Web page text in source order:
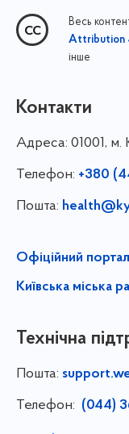
Весь
Attribution
інше
Контакти
Адреса: 01001, м.
Телефон: +380
Пошта:
Офіційний
Київська міська
Технічна
Пошта:
Телефон: (044)